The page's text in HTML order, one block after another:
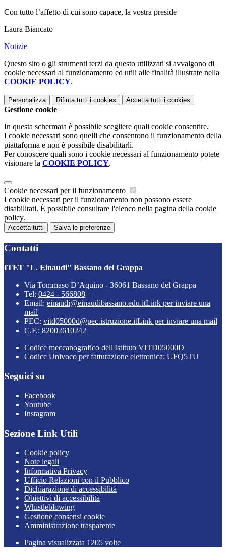
Con tutto l’affetto di cui sono capace, la vostra preside
Laura Biancato
Notizie
Questo sito o gli strumenti terzi da questo utilizzati si avvalgono di
cookie necessari al funzionamento ed utili alle finalità illustrate nella
COOKIE POLICY.
Personalizza Rifiuta tutti i cookies Accetta tutti i cookies
Gestione cookie
In questa schermata è possibile scegliere quali cookie consentire.
I cookie necessari sono quelli che consentono il funzionamento della
piattaforma e non è possibile disabilitarli.
Per conoscere quali sono i cookie necessari al funzionamento potete
visionare la COOKIE POLICY.
Cookie necessari per il funzionamento
I cookie necessari per il funzionamento non possono essere
disabilitati. È possibile consultare l'elenco nella pagina della cookie
policy.
Accetta tutti Salva le preferenze
Contatti
ITET "L. Einaudi" Bassano del Grappa
Via Tommaso D’Aquino - 36061 Bassano del Grappa
Tel: 0424 - 566808
Email: einaudi@einaudibassano.edu.itLink per inviare una
mail
PEC: vitd05000d@pec.istruzione.itLink per inviare una mail
C.F.: 82002610242
Codice meccanografico dell'Istituto VITD05000D
Codice Univoco per fatturazione elettronica: UFQ5TU
Seguici su
Facebook
Youtube
Instagram
Sezione Link Utili
Cookie policy
Note legali
Informativa Privacy
Ufficio Relazioni con il Pubblico
Dichiarazione di accessibilità
Obiettivi di accessibilità
Whistleblowing
Gestione consensi cookie
Amministrazione trasparente
Pagina visualizzata 1205 volte